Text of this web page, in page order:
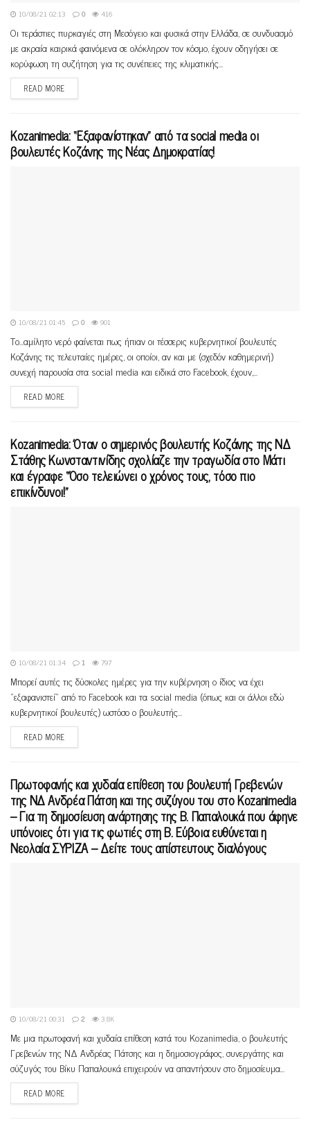
10/08/21 02:13 0 416
Οι τεράστιες πυρκαγιές στη Μεσόγειο και φυσικά στην Ελλάδα, σε συνδυασμό
με ακραία καιρικά φαινόμενα σε ολόκληρον τον κόσμο, έχουν οδηγήσει σε
κορύφωση τη συζήτηση για τις συνέπειες της κλιματικής...
READ MORE
Kozanimedia: “Εξαφανίστηκαν” από τα social media οι
βουλευτές Κοζάνης της Νέας Δημοκρατίας!
10/08/21 01:45 0 901
Το...αμίλητο νερό φαίνεται πως ήπιαν οι τέσσερις κυβερνητικοί βουλευτές
Κοζάνης τις τελευταίες ημέρες, οι οποίοι, αν και με (σχεδόν καθημερινή)
συνεχή παρουσία στα social media και ειδικά στο Facebook, έχουν,...
READ MORE
Kozanimedia: Όταν ο σημερινός βουλευτής Κοζάνης της ΝΔ
Στάθης Κωνσταντινίδης σχολίαζε την τραγωδία στο Μάτι
και έγραφε “Όσο τελειώνει ο χρόνος τους, τόσο πιο
επικίνδυνοι!”
10/08/21 01:34 1 797
Μπορεί αυτές τις δύσκολες ημέρες για την κυβέρνηση ο ίδιος να έχει
"εξαφανιστεί" από το Facebook και τα social media (όπως και οι άλλοι εδώ
κυβερνητικοί βουλευτές) ωστόσο ο βουλευτής...
READ MORE
Πρωτοφανής και χυδαία επίθεση του βουλευτή Γρεβενών
της ΝΔ Ανδρέα Πάτση και της συζύγου του στο Kozanimedia
– Για τη δημοσίευση ανάρτησης της Β. Παπαλουκά που άφηνε
υπόνοιες ότι για τις φωτιές στη Β. Εύβοια ευθύνεται η
Νεολαία ΣΥΡΙΖΑ – Δείτε τους απίστευτους διαλόγους
10/08/21 00:31 2 3.8K
Με μια πρωτοφανή και χυδαία επίθεση κατά του Kozanimedia, ο βουλευτής
Γρεβενών της ΝΔ Ανδρέας Πάτσης και η δημοσιογράφος, συνεργάτης και
σύζυγός του Βίκυ Παπαλουκά επιχειρούν να απαντήσουν στο δημοσίευμα...
READ MORE